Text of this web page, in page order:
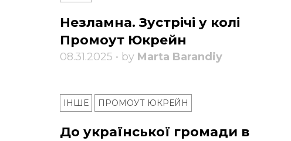
Незламна. Зустрічі у колі
Промоут Юкрейн
08.31.2025 • by Marta Barandiy
ІНШЕ ПРОМОУТ ЮКРЕЙН
До української громади в